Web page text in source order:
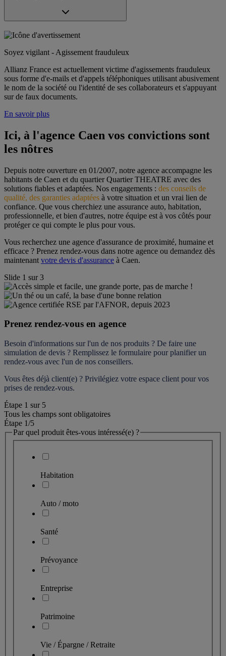
Soyez vigilant - Agissement frauduleux
Allianz France est actuellement victime d'agissements frauduleux
sous forme d'e-mails et d'appels téléphoniques utilisant abusivement
le nom de la société ou l'identité de ses collaborateurs et s'appuyant
sur de faux documents.
En savoir plus
Ici, à l'agence Caen vos convictions sont
les nôtres
Depuis notre ouverture en 01/2007, notre agence accompagne les
habitants de Caen et du quartier Quartier THEATRE avec des
solutions fiables et adaptées. Nos engagements : des conseils de
qualité, des garanties adaptées à votre situation et un vrai lien de
confiance. Que vous cherchiez une assurance auto, habitation,
professionnelle, et bien d'autres, notre équipe est à vos côtés pour
protéger ce qui compte le plus pour vous.
Vous recherchez une agence d'assurance de proximité, humaine et
efficace ? Prenez rendez-vous dans notre agence ou demandez dès
maintenant votre devis d'assurance à Caen.
Slide 1 sur3
Prenez rendez-vous en agence
Besoin d'informations sur l'un de nos produits ? De faire une
simulation de devis ? Remplissez le formulaire pour planifier un
rendez-vous avec l'un de nos conseillers.
Vous êtes déjà client(e) ? Privilégiez votre espace client pour vos
prises de rendez-vous.
Étape 1 sur 5
Tous les champs sont obligatoires
Étape 1/5
Par quel produit êtes-vous intéressé(e) ?
Habitation
Auto / moto
Santé
Prévoyance
Entreprise
Patrimoine
Vie / Épargne / Retraite